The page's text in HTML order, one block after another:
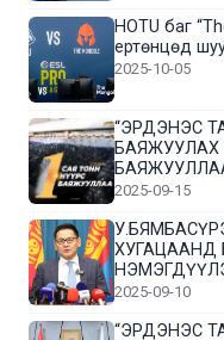
HOTU баг
ертөнцөд
2025-10-05
“ЭРДЭНЭС
БАЯЖУУЛАХ
2025-09-15
ХУГАЦААНД
2025-09-10
“ЭРДЭНЭС